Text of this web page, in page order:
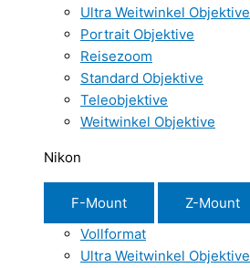
Ultra Weitwinkel Objektive
Portrait Objektive
Reisezoom
Standard Objektive
Teleobjektive
Weitwinkel Objektive
Nikon
F-Mount
Z-Mount
Vollformat
Ultra Weitwinkel Objektive